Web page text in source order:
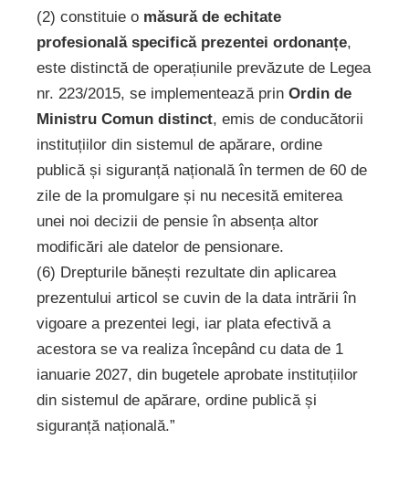
(2) constituie o măsură de echitate
profesională specifică prezentei ordonanțe,
este distinctă de operațiunile prevăzute de Legea
nr. 223/2015, se implementează prin Ordin de
Ministru Comun distinct, emis de conducătorii
instituțiilor din sistemul de apărare, ordine
publică și siguranță națională în termen de 60 de
zile de la promulgare și nu necesită emiterea
unei noi decizii de pensie în absența altor
modificări ale datelor de pensionare.
​(6) Drepturile bănești rezultate din aplicarea
prezentului articol se cuvin de la data intrării în
vigoare a prezentei legi, iar plata efectivă a
acestora se va realiza începând cu data de 1
ianuarie 2027, din bugetele aprobate instituțiilor
din sistemul de apărare, ordine publică și
siguranță națională.”